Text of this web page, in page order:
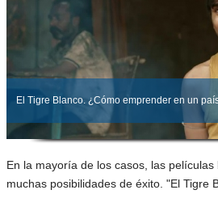
El Tigre Blanco. ¿Cómo emprender en un
En la mayoría de los casos, las
muchas posibilidades de éxito. "El Tigre